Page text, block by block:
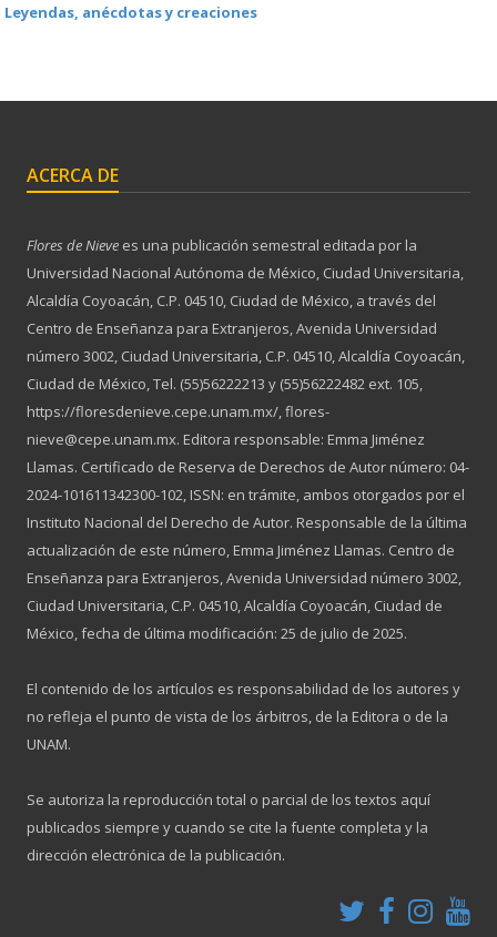
Leyendas, anécdotas y creaciones
ACERCA DE
Flores de Nieve es una publicación semestral editada por la
Universidad Nacional Autónoma de México, Ciudad Universitaria,
Alcaldía Coyoacán, C.P. 04510, Ciudad de México, a través del
Centro de Enseñanza para Extranjeros, Avenida Universidad
número 3002, Ciudad Universitaria, C.P. 04510, Alcaldía Coyoacán,
Ciudad de México, Tel. (55)56222213 y (55)56222482 ext. 105,
https://floresdenieve.cepe.unam.mx/, flores-
nieve@cepe.unam.mx. Editora responsable: Emma Jiménez
Llamas. Certificado de Reserva de Derechos de Autor número: 04-
2024-101611342300-102, ISSN: en trámite, ambos otorgados por el
Instituto Nacional del Derecho de Autor. Responsable de la última
actualización de este número, Emma Jiménez Llamas. Centro de
Enseñanza para Extranjeros, Avenida Universidad número 3002,
Ciudad Universitaria, C.P. 04510, Alcaldía Coyoacán, Ciudad de
México, fecha de última modificación: 25 de julio de 2025.
El contenido de los artículos es responsabilidad de los autores y
no refleja el punto de vista de los árbitros, de la Editora o de la
UNAM.
Se autoriza la reproducción total o parcial de los textos aquí
publicados siempre y cuando se cite la fuente completa y la
dirección electrónica de la publicación.